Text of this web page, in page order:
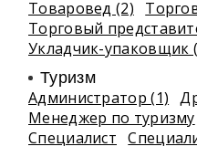
Товаровед (2)
Торговый
Укладчик-упаковщик
Туризм
Администратор (1)
Менеджер по туризму
Специалист